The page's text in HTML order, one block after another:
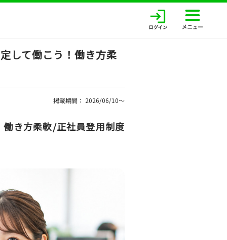
して働こう！働き方柔
掲載期間： 2026/06/10〜
き方柔軟/正社員登用制度